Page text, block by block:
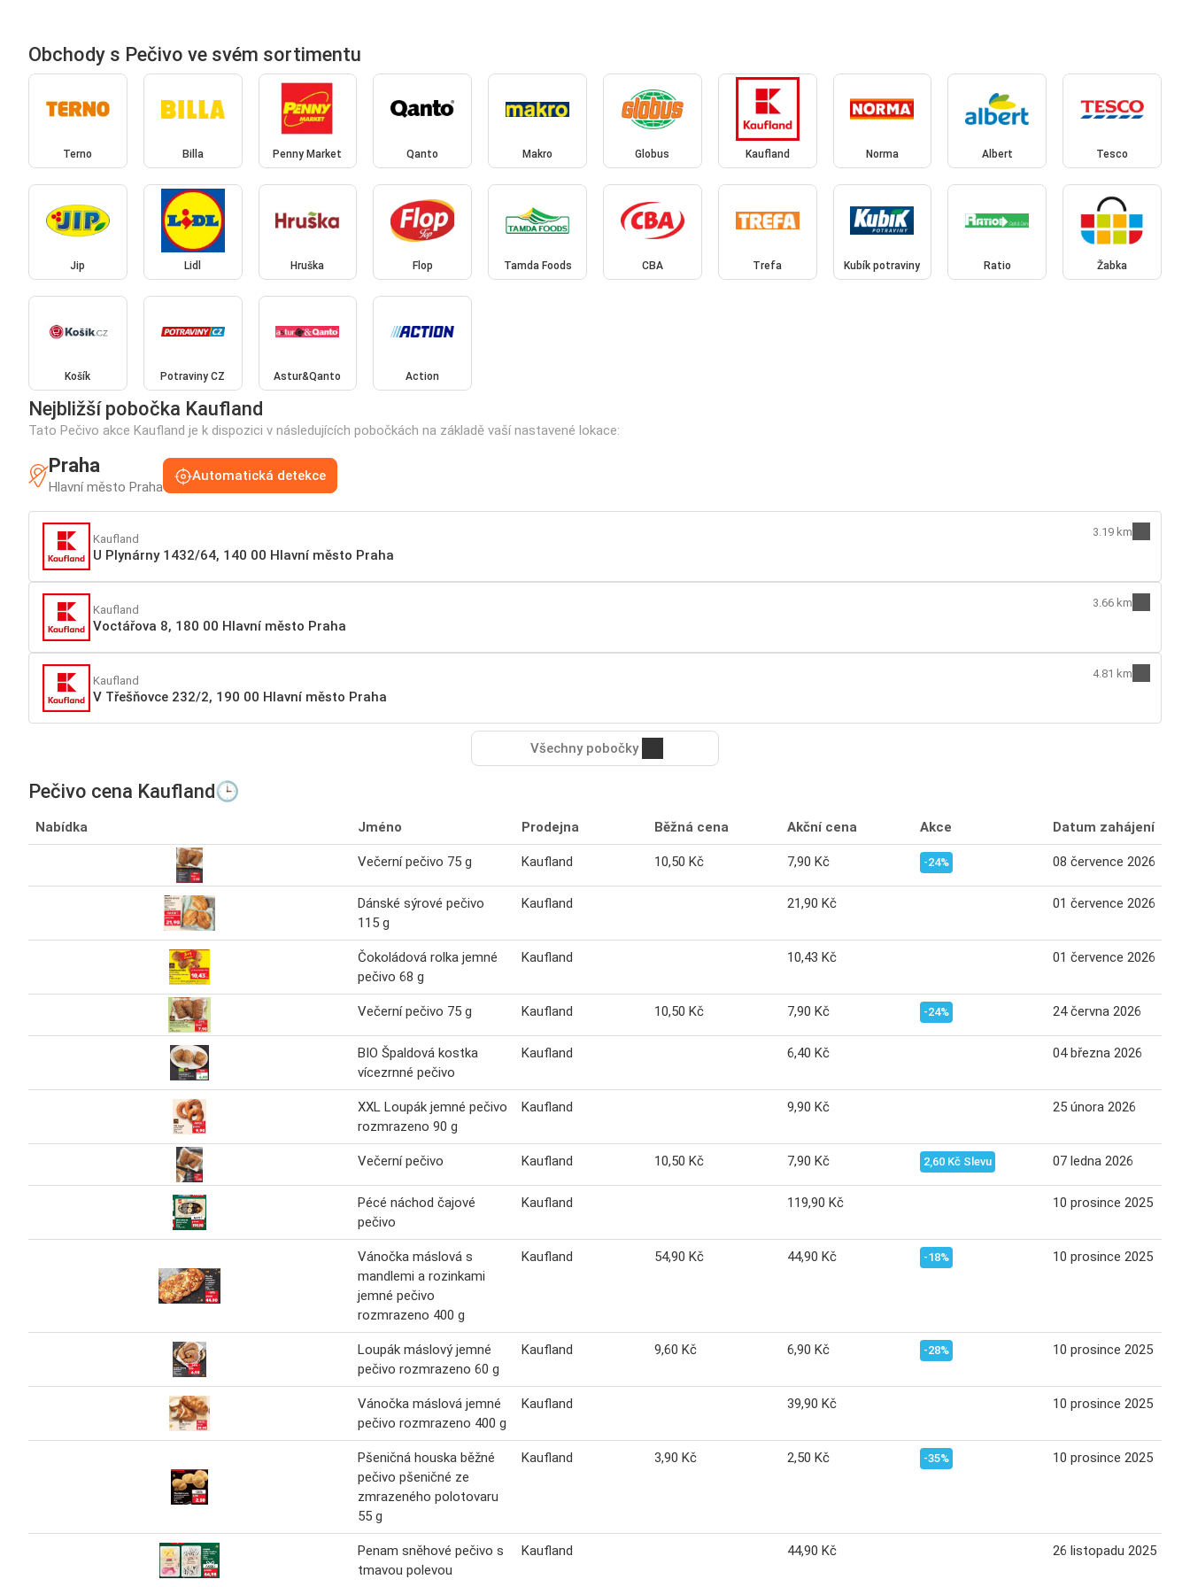
Obchody s Pečivo ve svém sortimentu
Terno Billa Penny Market Qanto Makro Globus Kaufland Norma Albert Tesco
Jip Lidl Hruška Flop Tamda Foods CBA Trefa Kubík potraviny Ratio Žabka
Košík Potraviny CZ Astur&Qanto Action
Nejbližší pobočka Kaufland
Tato Pečivo akce Kaufland je k dispozici v následujících pobočkách na základě vaší nastavené lokace:
Praha
Hlavní město Praha
Automatická detekce
Kaufland
U Plynárny 1432/64, 140 00 Hlavní město Praha
3.19 km
Kaufland
Voctářova 8, 180 00 Hlavní město Praha
3.66 km
Kaufland
V Třešňovce 232/2, 190 00 Hlavní město Praha
4.81 km
Všechny pobočky
Pečivo cena Kaufland🕒
Nabídka Jméno Prodejna Běžná cena Akční cena Akce Datum zahájení
Večerní pečivo 75 g Kaufland 10,50 Kč 7,90 Kč -24% 08 července 2026
Dánské sýrové pečivo
115 g
Kaufland 21,90 Kč 01 července 2026
Čokoládová rolka jemné
pečivo 68 g
Kaufland 10,43 Kč 01 července 2026
Večerní pečivo 75 g Kaufland 10,50 Kč 7,90 Kč -24% 24 června 2026
BIO Špaldová kostka
vícezrnné pečivo
Kaufland 6,40 Kč 04 března 2026
XXL Loupák jemné pečivo
rozmrazeno 90 g
Kaufland 9,90 Kč 25 února 2026
Večerní pečivo Kaufland 10,50 Kč 7,90 Kč 2,60 Kč Slevu 07 ledna 2026
Pécé náchod čajové
pečivo
Kaufland 119,90 Kč 10 prosince 2025
Vánočka máslová s
mandlemi a rozinkami
jemné pečivo
rozmrazeno 400 g
Kaufland 54,90 Kč 44,90 Kč -18% 10 prosince 2025
Loupák máslový jemné
pečivo rozmrazeno 60 g
Kaufland 9,60 Kč 6,90 Kč -28% 10 prosince 2025
Vánočka máslová jemné
pečivo rozmrazeno 400 g
Kaufland 39,90 Kč 10 prosince 2025
Pšeničná houska běžné
pečivo pšeničné ze
zmrazeného polotovaru
55 g
Kaufland 3,90 Kč 2,50 Kč -35% 10 prosince 2025
Penam sněhové pečivo s
tmavou polevou
Kaufland 44,90 Kč 26 listopadu 2025